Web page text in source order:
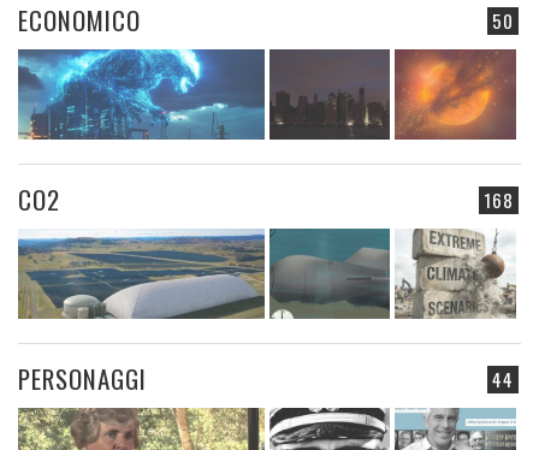
50
ECONOMICO
168
CO2
44
PERSONAGGI